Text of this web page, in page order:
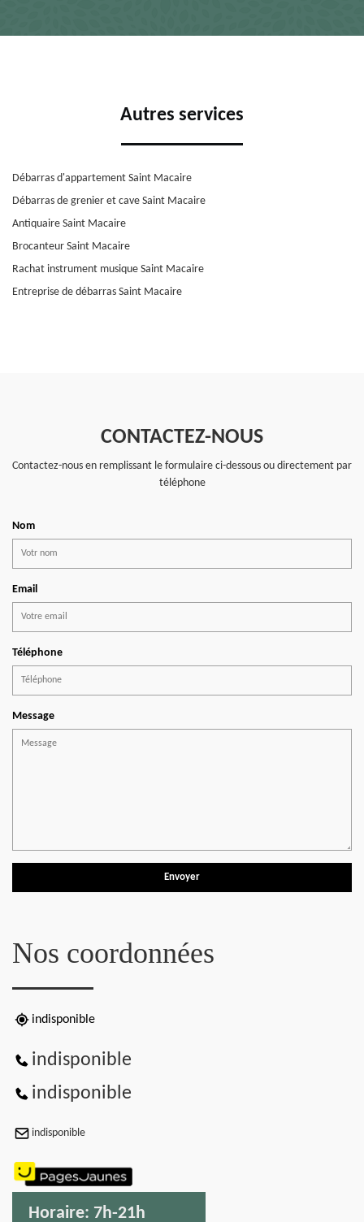
Autres services
Débarras d'appartement Saint Macaire
Débarras de grenier et cave Saint Macaire
Antiquaire Saint Macaire
Brocanteur Saint Macaire
Rachat instrument musique Saint Macaire
Entreprise de débarras Saint Macaire
CONTACTEZ-NOUS
Contactez-nous en remplissant le formulaire ci-dessous ou directement par
téléphone
Nom
Email
Téléphone
Message
Nos coordonnées
indisponible
indisponible
indisponible
indisponible
Horaire: 7h-21h